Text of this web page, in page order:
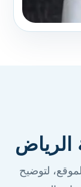
لتوضيح